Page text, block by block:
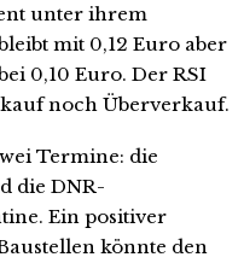
unter ihrem
mit 0,12 Euro aber
0,10 Euro. Der RSI
noch Überverkauf.
Termine: die
die DNR-
Ein positiver
könnte den